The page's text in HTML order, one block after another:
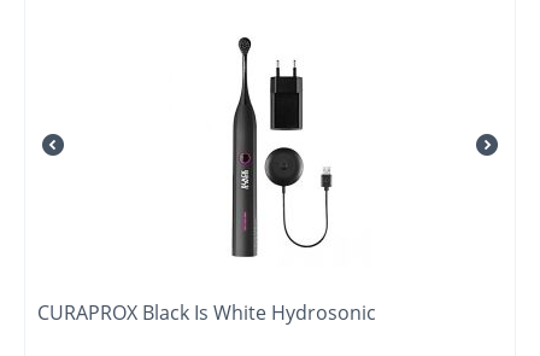
CURAPROX Black Is White Hydrosonic